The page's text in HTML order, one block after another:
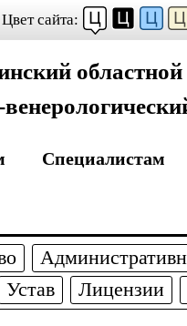
Цвет сайта:
Специалистам
Устав Лицензии